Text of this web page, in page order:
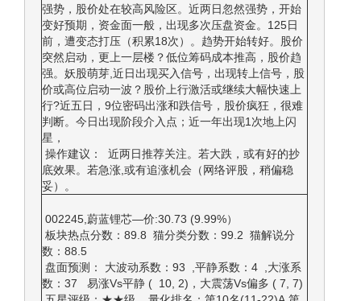
强势，股价处在较高风险区。近两日忽然强势，开始
变好预期，资金面一般，出现多次压盘资金。125日
前，遭变态打压（积累18次）。趋势开始转好。股价
突然启动，更上一层楼？低位筹码成本推高，股价趋
强。妖股萌芽,近日出现买入信号，出现转上信号，股
价或高位启动一波？股价上行激活或继续大幅快速上
行?近五日，9位密码出涨和跌信号，股价疯狂，很难
判断。今日出现阶段介入点；近一年出现1次地上闪
星，
操作建议： 近两日推荐关注。若大跌，或有好的抄
底效果。若急涨,或有追涨机会（网络评股，稍偏稳
妥）。
002245,蔚蓝锂芯—价:30.73 (9.99%）
板块热点分数：89.8 猫分类分数：99.2 猫解说分
数：88.5
盘面预测： 大波动系数：93 ,平静系数：4 ,大涨系
数：37 易涨Vs平静 ( 10, 2)，大震荡Vs偏多 ( 7, 7)